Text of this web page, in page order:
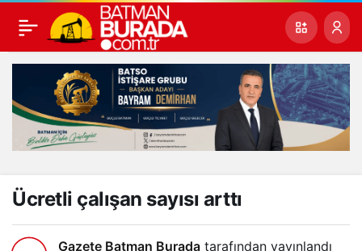
Ücretli çalışan sayısı arttı
Gazete Batman Burada tarafından yayınlandı